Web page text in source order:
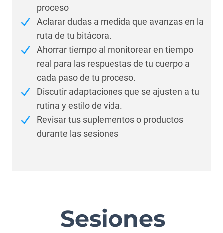
proceso
Aclarar dudas a medida que avanzas en la
ruta de tu bitácora.
Ahorrar tiempo al monitorear en tiempo
real para las respuestas de tu cuerpo a
cada paso de tu proceso.
Discutir adaptaciones que se ajusten a tu
rutina y estilo de vida.
Revisar tus suplementos o productos
durante las sesiones
Sesiones